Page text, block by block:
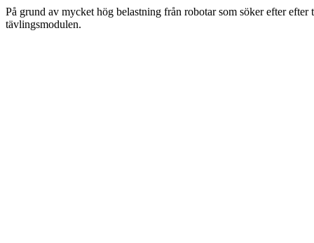
På grund av mycket hög belastning från robotar som söker efter
tävlingsmodulen.